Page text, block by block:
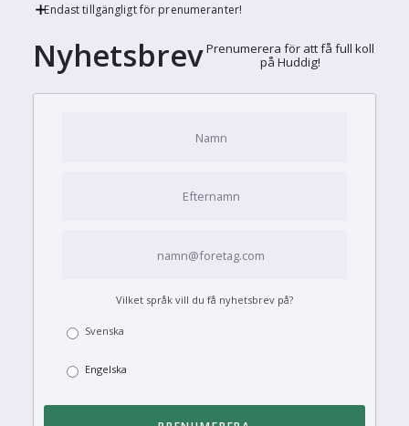
Endast tillgängligt för prenumeranter!
NyhetsbrevPrenumerera för att få full koll
på Huddig!
Vilket språk vill du få nyhetsbrev på?
Svenska
Engelska